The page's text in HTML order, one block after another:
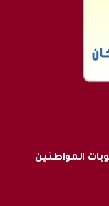
المواطنين